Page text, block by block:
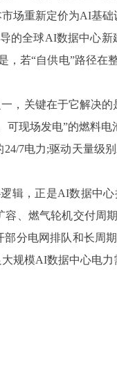
场重新定价为AI基
的全球AI数据中心
，若“自供电”路径
，关键在于它解决
可现场发电”的燃料
7电力;驱动天量
逻辑，正是AI数据
、燃气轮机交付周
分电网排队和长周
规模AI数据中心电